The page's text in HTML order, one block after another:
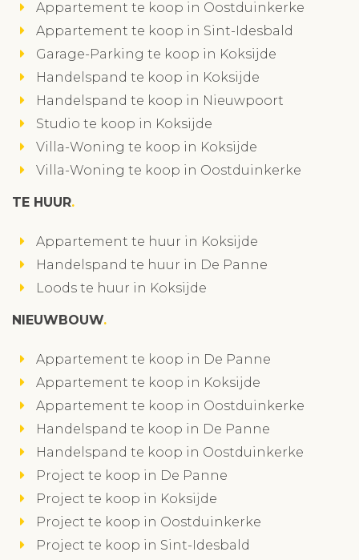
Appartement te koop in Oostduinkerke
Appartement te koop in Sint-Idesbald
Garage-Parking te koop in Koksijde
Handelspand te koop in Koksijde
Handelspand te koop in Nieuwpoort
Studio te koop in Koksijde
Villa-Woning te koop in Koksijde
Villa-Woning te koop in Oostduinkerke
TE HUUR
Appartement te huur in Koksijde
Handelspand te huur in De Panne
Loods te huur in Koksijde
NIEUWBOUW
Appartement te koop in De Panne
Appartement te koop in Koksijde
Appartement te koop in Oostduinkerke
Handelspand te koop in De Panne
Handelspand te koop in Oostduinkerke
Project te koop in De Panne
Project te koop in Koksijde
Project te koop in Oostduinkerke
Project te koop in Sint-Idesbald